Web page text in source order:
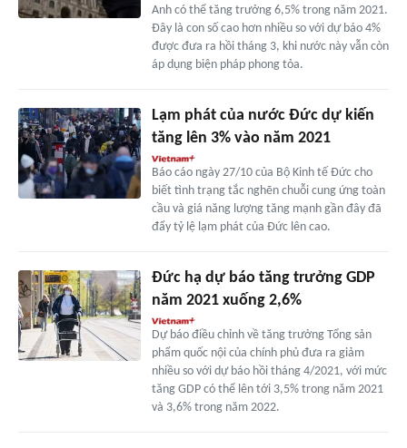
Anh có thể tăng trưởng 6,5% trong năm 2021.
Đây là con số cao hơn nhiều so với dự báo 4%
được đưa ra hồi tháng 3, khi nước này vẫn còn
áp dụng biện pháp phong tỏa.
Lạm phát của nước Đức dự kiến
tăng lên 3% vào năm 2021
Báo cáo ngày 27/10 của Bộ Kinh tế Đức cho
biết tình trạng tắc nghẽn chuỗi cung ứng toàn
cầu và giá năng lượng tăng mạnh gần đây đã
đẩy tỷ lệ lạm phát của Đức lên cao.
Đức hạ dự báo tăng trưởng GDP
năm 2021 xuống 2,6%
Dự báo điều chỉnh về tăng trưởng Tổng sản
phẩm quốc nội của chính phủ đưa ra giảm
nhiều so với dự báo hồi tháng 4/2021, với mức
tăng GDP có thể lên tới 3,5% trong năm 2021
và 3,6% trong năm 2022.